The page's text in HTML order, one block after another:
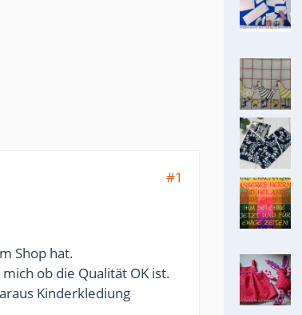
#1
Shop hat.
ob die Qualität OK ist.
Kinderklediung